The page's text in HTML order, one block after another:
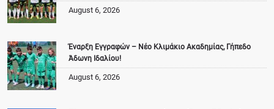
August 6, 2026
Έναρξη Εγγραφών – Νέο Κλιμάκιο Ακαδημίας, Γήπεδο
Άδωνη Ιδαλίου!
August 6, 2026